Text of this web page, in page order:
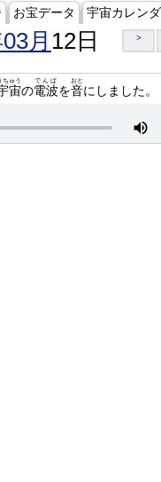
お宝データ 宇宙カレン
月 12日 >
宙
ちゅう
の電波
でんぱ
を音
おと
にしました。